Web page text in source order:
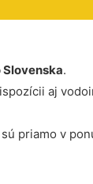
.
aj
priamo v